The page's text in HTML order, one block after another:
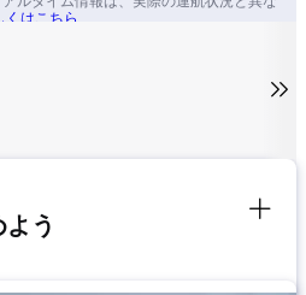
くはこちら

う